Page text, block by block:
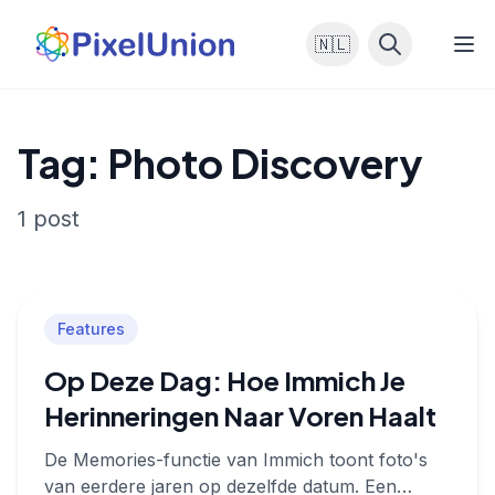
🇳🇱
Tag: Photo Discovery
1 post
Features
Op Deze Dag: Hoe Immich Je
Herinneringen Naar Voren Haalt
De Memories-functie van Immich toont foto's
van eerdere jaren op dezelfde datum. Een